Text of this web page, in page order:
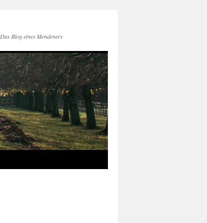
Das Blog eines Mendeners